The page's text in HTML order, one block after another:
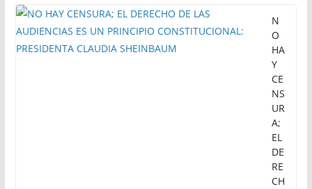
N
O
HA
Y
CE
NS
UR
A;
EL
DE
RE
CH